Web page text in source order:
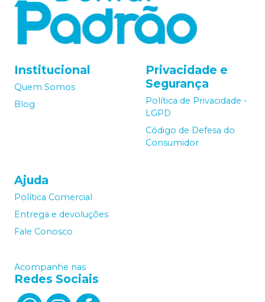
Institucional
Quem Somos
Blog
Privacidade e
Segurança
Política de Privacidade -
LGPD
Código de Defesa do
Consumidor
Ajuda
Política Comercial
Entrega e devoluções
Fale Conosco
Acompanhe nas
Redes Sociais